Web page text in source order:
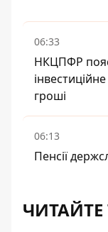
06:33
НКЦПФР
гроші
06:13
Пенсії